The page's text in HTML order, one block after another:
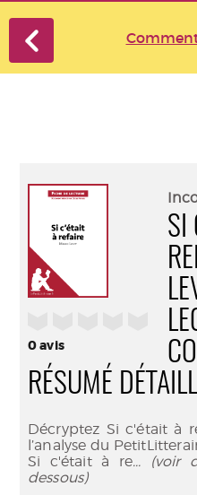
0avis
SI
RÉSUMÉ
Décryptez Si c'était à
l’analyse du
Si c'était à re... (voir
dessous)